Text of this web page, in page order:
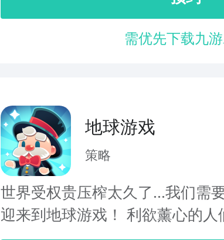
需优先下载九游
地球游戏
策略
世界受权贵压榨太久了...我们需
迎来到地球游戏！ 利欲薰心的人